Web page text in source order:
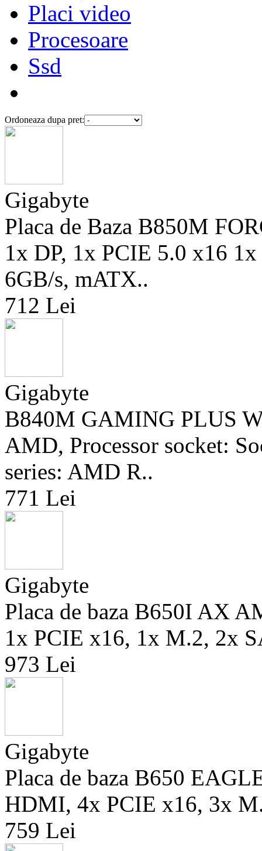
Placi video
Procesoare
Ssd
Ordoneaza dupa pret:
Gigabyte
Placa de Baza B850M
1x DP, 1x PCIE 5.0 x16
6GB/s, mATX..
712 Lei
Gigabyte
B840M GAMING PLUS
AMD, Processor socket:
series: AMD R..
771 Lei
Gigabyte
Placa de baza B650I AX
1x PCIE x16, 1x M.2, 2x
973 Lei
Gigabyte
Placa de baza B650
HDMI, 4x PCIE x16, 3x
759 Lei